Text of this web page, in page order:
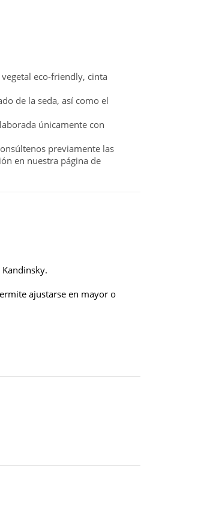
eco-friendly, cinta
de la seda, así como el
únicamente con
previamente las
en nuestra página de
ajustarse en mayor o